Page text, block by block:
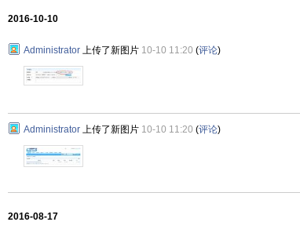
2016-10-10
Administrator 上传了新图片 10-10 11:20 (评论)
Administrator 上传了新图片 10-10 11:20 (评论)
2016-08-17